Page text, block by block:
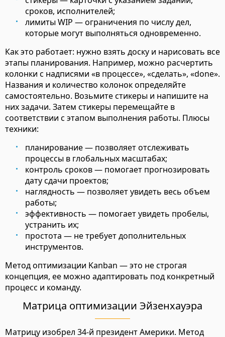
сроков, исполнителей;
лимиты WIP — ограничения по числу дел,
которые могут выполняться одновременно.
Как это работает: нужно взять доску и нарисовать все
этапы планирования. Например, можно расчертить
колонки с надписями «в процессе», «сделать», «done».
Названия и количество колонок определяйте
самостоятельно. Возьмите стикеры и напишите на
них задачи. Затем стикеры перемещайте в
соответствии с этапом выполнения работы. Плюсы
техники:
планирование — позволяет отслеживать
процессы в глобальных масштабах;
контроль сроков — помогает прогнозировать
дату сдачи проектов;
наглядность — позволяет увидеть весь объем
работы;
эффективность — помогает увидеть пробелы,
устранить их;
простота — не требует дополнительных
инструментов.
Метод оптимизации Kanban — это не строгая
концепция, ее можно адаптировать под конкретный
процесс и команду.
Матрица оптимизации Эйзенхауэра
Матрицу изобрел 34-й президент Америки. Метод